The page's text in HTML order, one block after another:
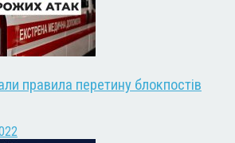
правила перетину блокпостів